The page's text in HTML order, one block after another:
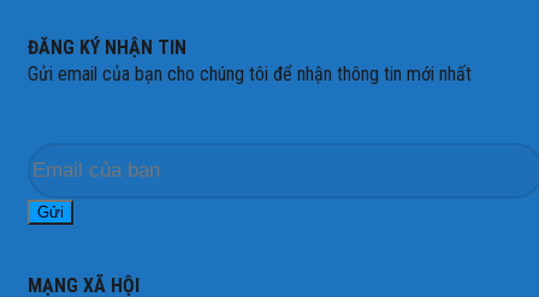
ĐĂNG KÝ NHẬN TIN
Gửi email của bạn cho chúng tôi để nhận thông tin mới nhất
MẠNG XÃ HỘI